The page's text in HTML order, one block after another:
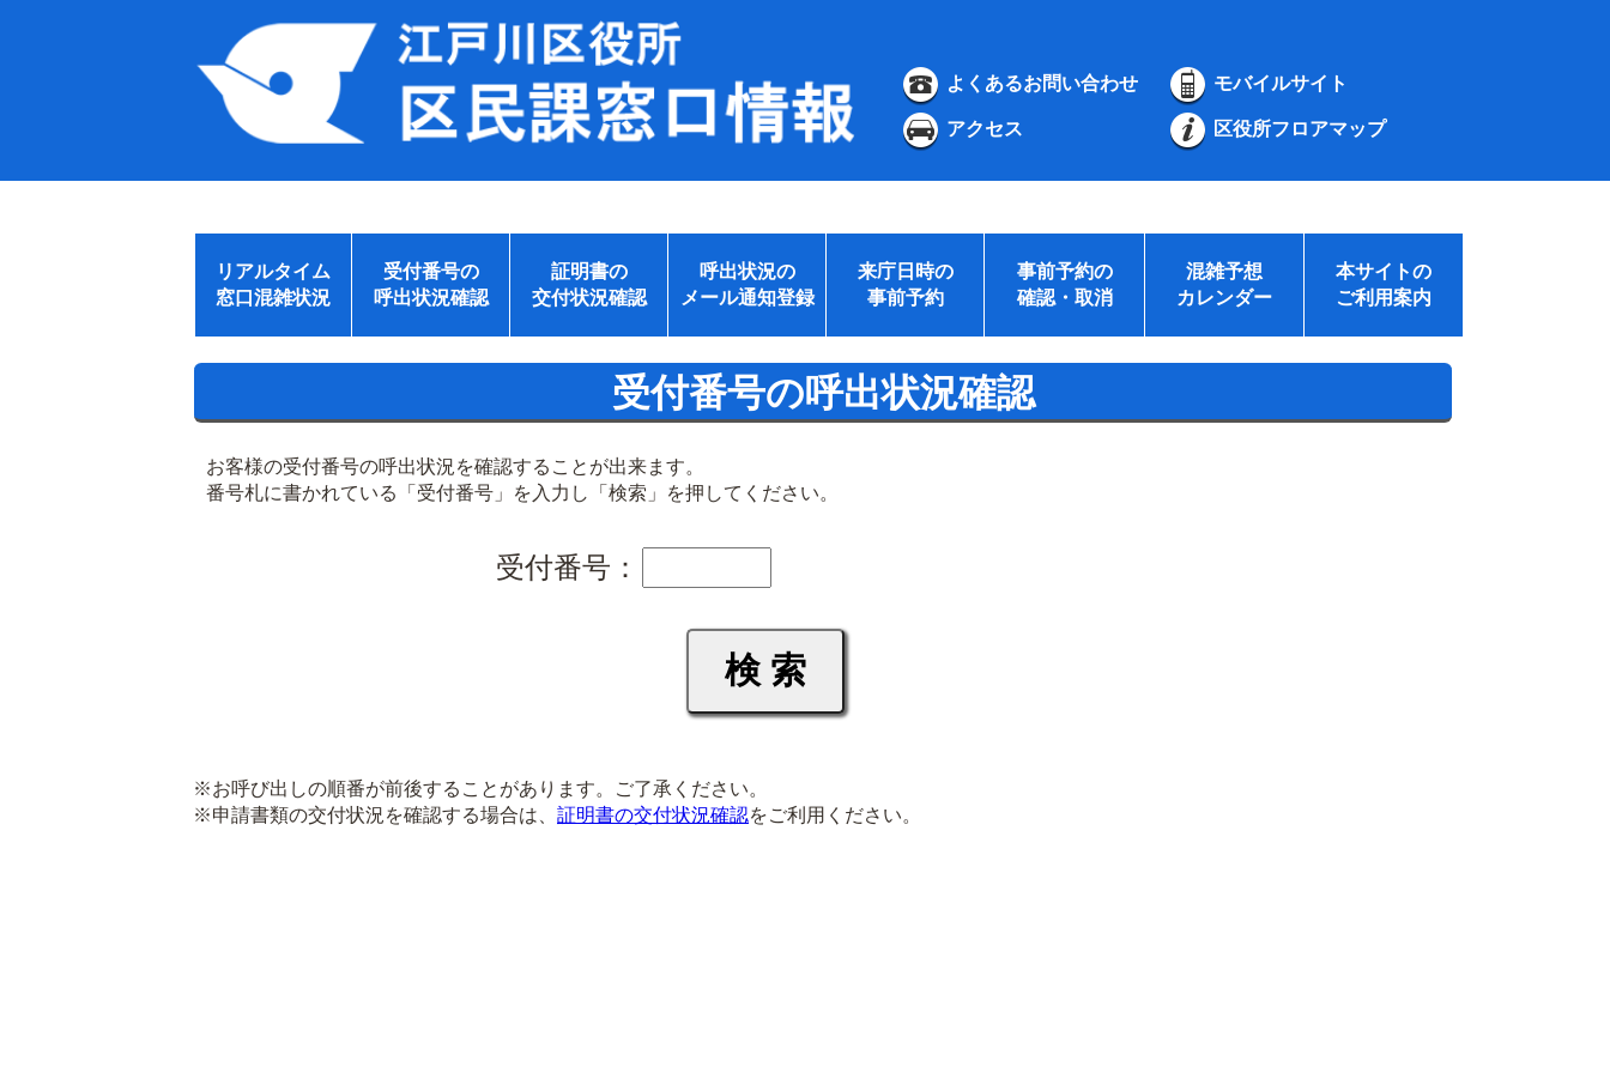
よくあるお問い合わせ モバイルサイト
アクセス 区役所フロアマップ
リアルタイム
窓口混雑状況
受付番号の
呼出状況確認
証明書の
交付状況確認
呼出状況の
メール通知登録
来庁日時の
事前予約
事前予約の
確認・取消
混雑予想
カレンダー
本サイトの
ご利用案内
受付番号の呼出状況確認
お客様の受付番号の呼出状況を確認することが出来ます。
番号札に書かれている「受付番号」を入力し「検索」を押してください。
受付番号：
※お呼び出しの順番が前後することがあります。ご了承ください。
※申請書類の交付状況を確認する場合は、 証明書の交付状況確認をご利用ください。